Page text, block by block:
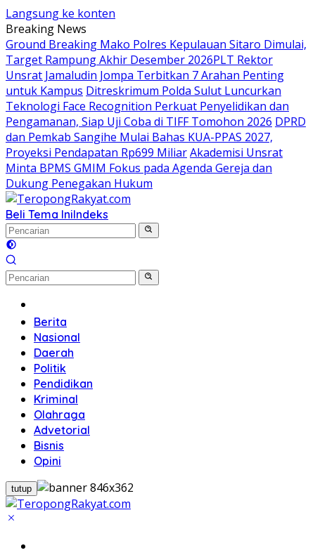
Langsung ke konten
Breaking News
Ground Breaking Mako Polres Kepulauan Sitaro Dimulai,
Target Rampung Akhir Desember 2026​PLT Rektor
Unsrat Jamaludin Jompa Terbitkan 7 Arahan Penting
untuk Kampus Ditreskrimum Polda Sulut Luncurkan
Teknologi Face Recognition Perkuat Penyelidikan dan
Pengamanan, Siap Uji Coba di TIFF Tomohon 2026 DPRD
dan Pemkab Sangihe Mulai Bahas KUA-PPAS 2027,
Proyeksi Pendapatan Rp699 MiliarAkademisi Unsrat
Minta BPMS GMIM Fokus pada Agenda Gereja dan
Dukung Penegakan Hukum
Beli Tema IniIndeks
Berita
Nasional
Daerah
Politik
Pendidikan
Kriminal
Olahraga
Advetorial
Bisnis
Opini
tutup